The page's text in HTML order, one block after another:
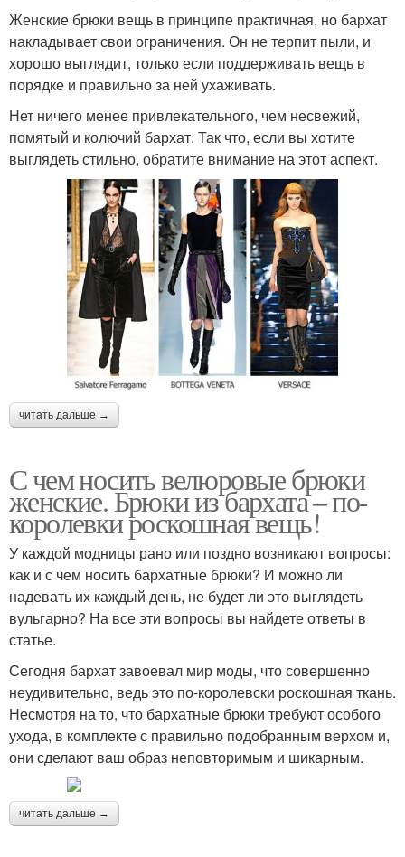
Женские брюки вещь в принципе практичная, но бархат
накладывает свои ограничения. Он не терпит пыли, и
хорошо выглядит, только если поддерживать вещь в
порядке и правильно за ней ухаживать.
Нет ничего менее привлекательного, чем несвежий,
помятый и колючий бархат. Так что, если вы хотите
выглядеть стильно, обратите внимание на этот аспект.
читать дальше →
С чем носить велюровые брюки
женские. Брюки из бархата – по-
королевки роскошная вещь!
У каждой модницы рано или поздно возникают вопросы:
как и с чем носить бархатные брюки? И можно ли
надевать их каждый день, не будет ли это выглядеть
вульгарно? На все эти вопросы вы найдете ответы в
статье.
Сегодня бархат завоевал мир моды, что совершенно
неудивительно, ведь это по-королевски роскошная ткань.
Несмотря на то, что бархатные брюки требуют особого
ухода, в комплекте с правильно подобранным верхом и,
они сделают ваш образ неповторимым и шикарным.
читать дальше →